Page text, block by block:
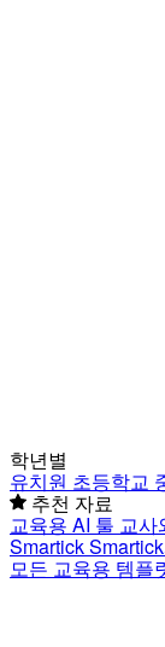
학년별
유치원 초등학교
추천 자료
교육용 AI 툴 교사
Smartick
모든 교육용 템플